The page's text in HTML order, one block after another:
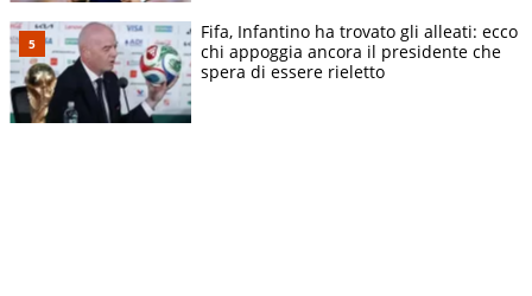
Fifa, Infantino ha trovato gli alleati: ecco
chi appoggia ancora il presidente che
spera di essere rieletto